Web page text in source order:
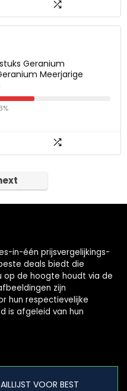
Geranium
Meerjarige
in-één prijsvergelijkings-
deals biedt die
op de hoogte houdt via de
zijn
hun respectievelijke
is afgeleid van hun
VOOR BEST